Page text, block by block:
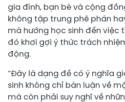
gia đình, bạn bè và cộng
không tập trung phê phán
mà hướng học sinh đến việc
đó khơi gợi ý thức trách
động.
“Đây là dạng đề có ý nghĩa
sinh không chỉ bàn luận về
mà còn phải suy nghĩ về